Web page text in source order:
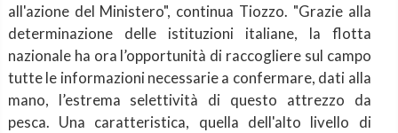
all'azione del Ministero", continua Tiozzo. "Grazie alla
determinazione delle istituzioni italiane, la flotta
nazionale ha ora l’opportunità di raccogliere sul campo
tutte le informazioni necessarie a confermare, dati alla
mano, l’estrema selettività di questo attrezzo da
pesca. Una caratteristica, quella dell'alto livello di